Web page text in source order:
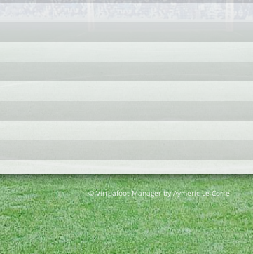
© Virtuafoot Manager by Aymeric Le Corre